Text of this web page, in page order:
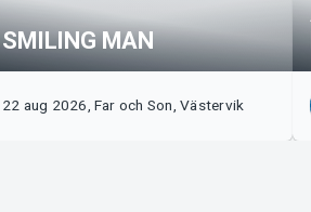
SMILING MAN
22 aug 2026, Far och Son, Västervik